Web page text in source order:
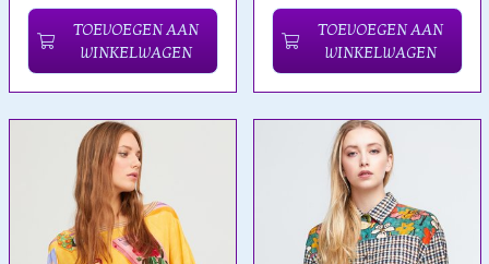
TOEVOEGEN AAN
WINKELWAGEN
TOEVOEGEN AAN
WINKELWAGEN